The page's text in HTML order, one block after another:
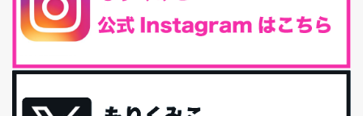
腸活は「食事」だけだと思っていませんか？私の腸活完全版！
腸内環境を整えることは、健康維持の中でいっちばん大事！だと私
最近お風呂上がりの炭酸水をシリカシリカにしているんだけど確か
に髪と爪が丈夫になった気がする。炭酸...